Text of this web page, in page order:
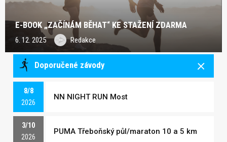
E-BOOK „ZAČÍNÁM BĚHAT“ KE STAŽENÍ ZDARMA
6. 12. 2025 Redakce
Doporučené závody
8/8
2026
NN NIGHT RUN Most
3/10
2026
PUMA Třeboňský půl/maraton 10 a 5 km